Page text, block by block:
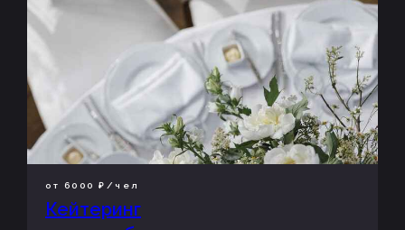
от 6000 ₽/чел
Кейтеринг